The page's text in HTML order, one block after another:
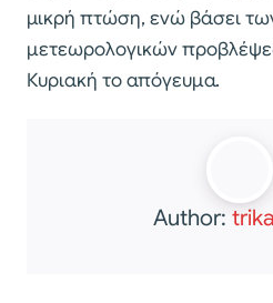
μικρή πτώση, ενώ βάσει
μετεωρολογικών
Κυριακή το απόγευμα.
Author: